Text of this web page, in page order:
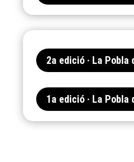
2a edició · La Pobla
1a edició · La Pobla